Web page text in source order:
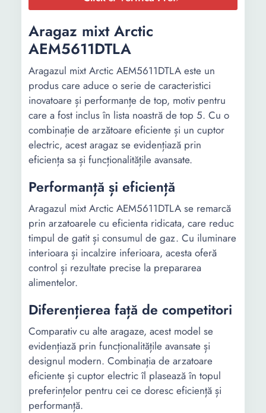
Aragaz mixt Arctic
AEM5611DTLA
Aragazul mixt Arctic AEM5611DTLA este un
produs care aduce o serie de caracteristici
inovatoare și performanțe de top, motiv pentru
care a fost inclus în lista noastră de top 5. Cu o
combinație de arzătoare eficiente și un cuptor
electric, acest aragaz se evidențiază prin
eficiența sa și funcționalitățile avansate.
Performanță și eficiență
Aragazul mixt Arctic AEM5611DTLA se remarcă
prin arzatoarele cu eficienta ridicata, care reduc
timpul de gatit și consumul de gaz. Cu iluminare
interioara și incalzire inferioara, acesta oferă
control și rezultate precise la prepararea
alimentelor.
Diferențierea față de competitori
Comparativ cu alte aragaze, acest model se
evidențiază prin funcționalitățile avansate și
designul modern. Combinația de arzatoare
eficiente și cuptor electric îl plasează în topul
preferințelor pentru cei ce doresc eficiență și
performanță.